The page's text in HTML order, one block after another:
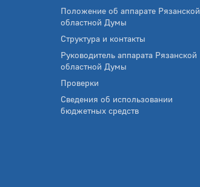
Положение об аппарате Рязанской
областной Думы
Структура и контакты
Руководитель аппарата Рязанской
областной Думы
Проверки
Сведения об использовании
бюджетных средств